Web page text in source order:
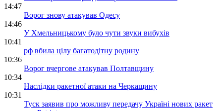
14:47
Ворог знову атакував Одесу
14:46
У Хмельницькому було чути звуки вибухів
10:41
рф вбила цілу багатодітну родину
10:36
Ворог вчергове атакував Полтавщину
10:34
Наслідки ракетної атаки на Черкащину
10:31
Туск заявив про можливу передачу Україні нових ракет